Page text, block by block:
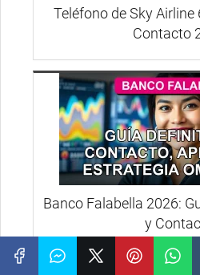
Teléfono de Sky Airline
Contacto
Banco Falabella 2026:
y